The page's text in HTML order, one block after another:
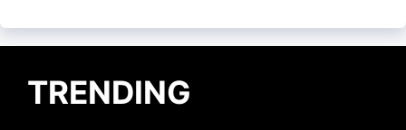
TRENDING